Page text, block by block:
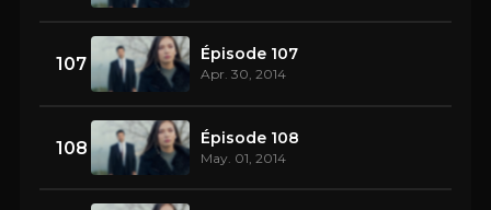
107 Épisode 107
Apr. 30, 2014
108 Épisode 108
May. 01, 2014